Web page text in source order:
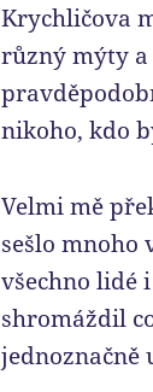
Krychličova
různý mýty a
nikoho, kdo
Velmi mě
sešlo
všechno lidé
shromáždil
jednoznačně